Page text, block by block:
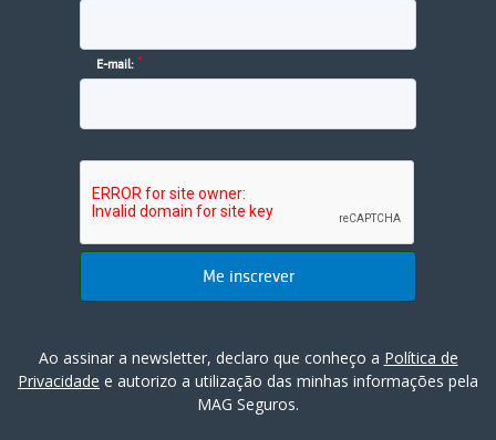
E-mail: *
Ao assinar a newsletter, declaro que conheço a Política de
Privacidade e autorizo a utilização das minhas informações pela
MAG Seguros.